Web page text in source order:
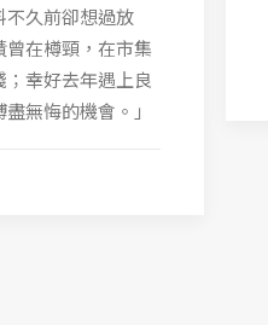
不久前卻想過放
曾在樽頸，在市集
幸好去年遇上良
無悔的機會。」